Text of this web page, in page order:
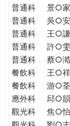
普通科
景○家
普通科
吳○安
普通科
王○謙
普通科
許○雯
普通科
蔡○澔
餐飲科
王○祥
餐飲科
游○荃
應外科
邱○韻
觀光科
焦○怡